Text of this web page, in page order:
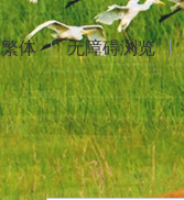
繁体 丨 无障碍浏览 丨